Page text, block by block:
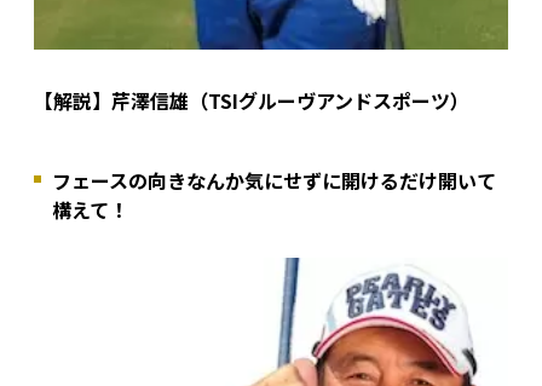
【解説】芹澤信雄（TSIグルーヴアンドスポーツ）
フェースの向きなんか気にせずに開けるだけ開いて
構えて！